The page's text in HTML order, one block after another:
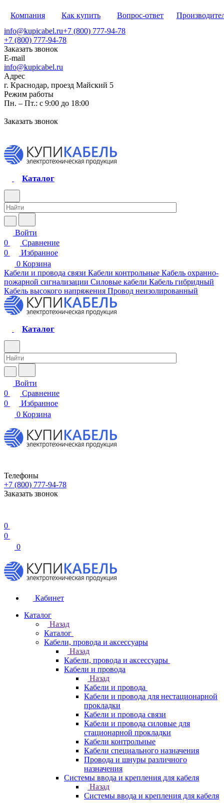
Компания Как купить Вопрос-ответ
info@kupicabel.ru+7 (800) 777-94-78
+7 (800) 777-94-78
Заказать звонок
E-mail
info@kupicabel.ru
Адрес
г. Краснодар, проезд Майский 5
Режим работы
Пн. – Пт.: с 9:00 до 18:00
Заказать звонок
Каталог
Войти
0
Сравнение
0
Избранное
0 Корзина
Кабели и провода связи Кабели контрольные Кабель охранно-
пожарной сигнализации Силовые кабели Кабель гибридный
Кабель высокого напряжения Провод неизолированный
Каталог
Войти
0
Сравнение
0
Избранное
0 Корзина
Телефоны
+7 (800) 777-94-78
Заказать звонок
0
0
0
Кабинет
Каталог
Назад
Каталог
Кабели, провода и аксессуары
Назад
Кабели, провода и аксессуары
Кабели и провода
Назад
Кабели и провода
Кабели и провода для нестационарной
прокладки
Кабели и провода связи
Кабели и провода силовые для
стационарной прокладки
Кабели контрольные
Кабели специального назначения
Провода и шнуры различного
назначения
Системы ввода и крепления для кабеля
Назад
Системы ввода и крепления для кабеля